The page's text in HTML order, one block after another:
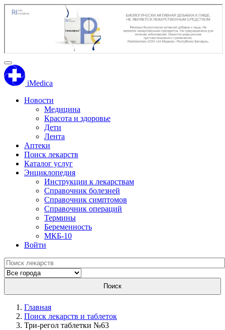
iMedica
Новости
Медицина
Красота и здоровье
Дети
Лента
Аптеки
Поиск лекарств
Каталог услуг
Энциклопедия
Инструкции к лекарствам
Справочник болезней
Справочник симптомов
Справочник операций
Термины
Беременность
МКБ-10
Войти
Поиск
Главная
Поиск лекарств и таблеток
Три-регол таблетки №63